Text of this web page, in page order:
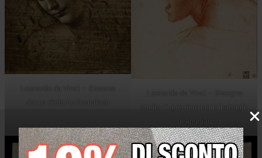
Leonardo da Vinci – Giovane
donna detta La Scapiliata
Leonardo da Vinci – Disegno
studio di guerriero per la battaglia
di Anghiari